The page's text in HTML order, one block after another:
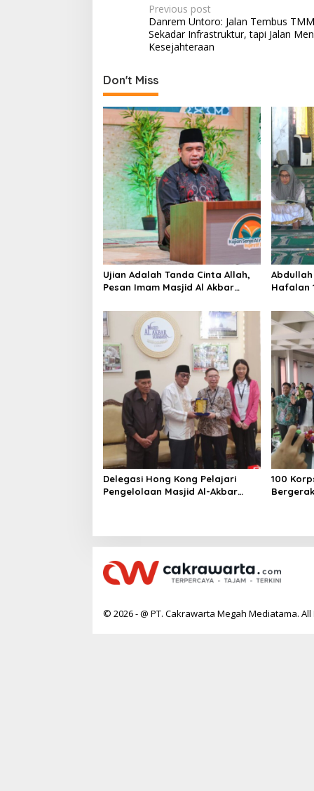
P
o
s
n
a
v
i
g
a
t
i
o
n
Previous post
Danrem Untoro: Jalan Tembus
Sekadar Infrastruktur, tapi Jalan
Kesejahteraan
Don't Miss
Ujian Adalah Tanda Cinta Allah,
Pesan Imam Masjid Al Akbar
Abdullah
Hafalan
Delegasi Hong Kong Pelajari
Pengelolaan Masjid Al-Akbar
100
© 2026 - @ PT. Cakrawarta Megah Mediatama.